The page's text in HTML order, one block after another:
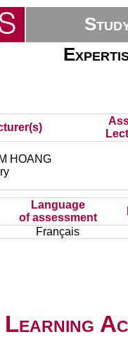
HOANG
Language
of assessment
Français